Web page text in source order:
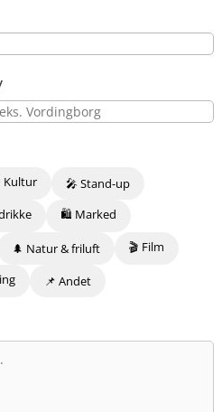
Kultur
🎤 Stand-up
🛍️ Marked
🌲 Natur & friluft 🎬 Film
📌 Andet